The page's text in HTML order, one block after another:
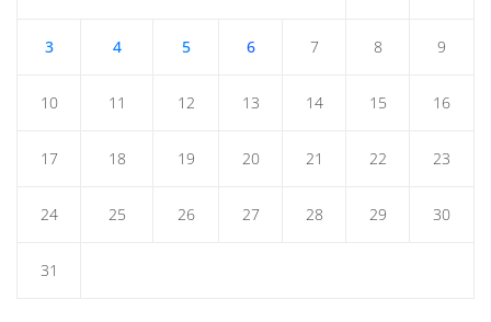
3 4 5 6 7 8 9
10 11 12 13 14 15 16
17 18 19 20 21 22 23
24 25 26 27 28 29 30
31